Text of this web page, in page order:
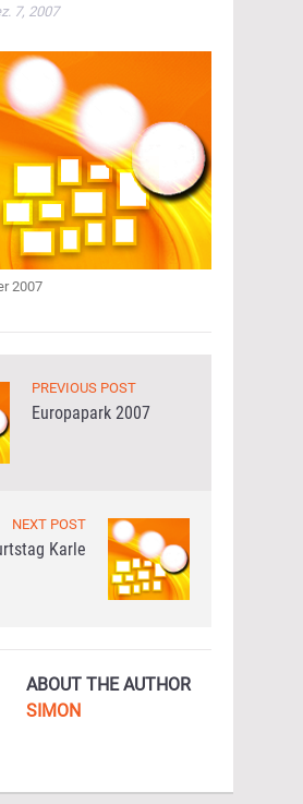
7, 2007
2007
PREVIOUS POST
Europapark 2007
NEXT POST
Karle
ABOUT THE AUTHOR
SIMON